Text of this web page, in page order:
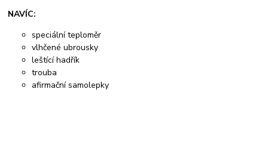
NAVÍC:
speciální teploměr
vlhčené ubrousky
leštící hadřík
trouba
afirmační samolepky